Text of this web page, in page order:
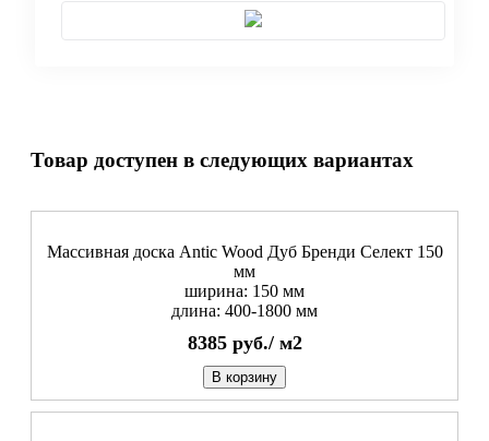
Товар доступен в следующих вариантах
Массивная доска Antic Wood Дуб Бренди Селект 150
мм
ширина: 150 мм
длина: 400-1800 мм
8385 руб./ м2
В корзину